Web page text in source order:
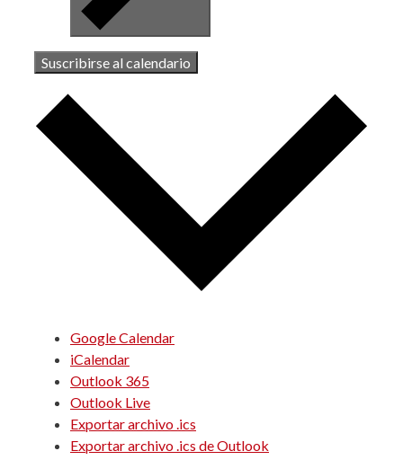
Suscribirse al calendario
Google Calendar
iCalendar
Outlook 365
Outlook Live
Exportar archivo .ics
Exportar archivo .ics de Outlook